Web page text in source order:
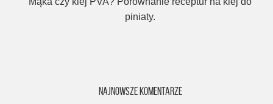
piniaty.
NAJNOWSZE KOMENTARZE